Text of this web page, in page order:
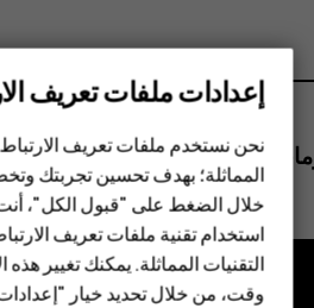
مفيدة؟
إعدادات ملفات تعريف
نحن نستخدم ملفات تعريف
المماثلة؛ بهدف تحسين تجربتك
خلال الضغط على "قبول الكل"،
استخدام تقنية ملفات تعريف
التقنيات المماثلة. يمكنك تغيير
وقت، من خلال تحديد خيار